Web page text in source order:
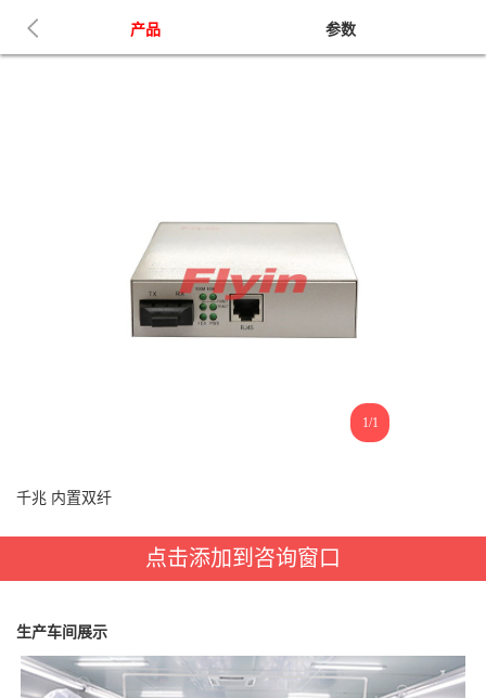
产品 参数
1/1
千兆 内置双纤
点击添加到咨询窗口
生产车间展示